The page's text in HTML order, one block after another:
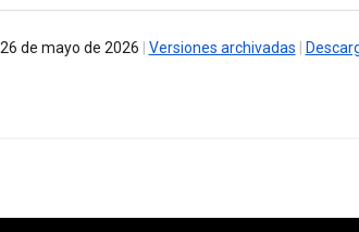
de mayo de 2026 Versiones archivadas